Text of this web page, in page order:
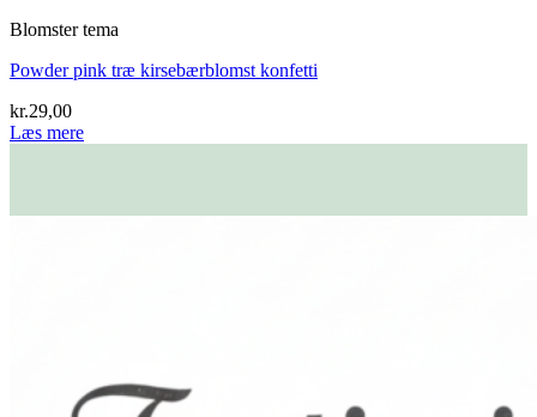
Blomster tema
Powder pink træ kirsebærblomst konfetti
kr.29,00
Læs mere